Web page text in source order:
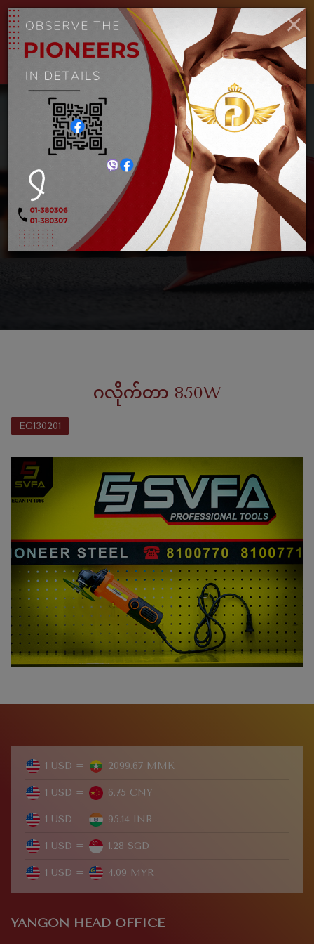
MYANMAR
Toggle
ဂလိုက်တာ 850W
ဂလိုက်တာ 850W
ဂလိုက်တာ 850W
EG130201
1 USD = 2099.67 MMK
1 USD = 6.75 CNY
1 USD = 95.14 INR
1 USD = 1.28 SGD
1 USD = 4.09 MYR
YANGON HEAD OFFICE
×